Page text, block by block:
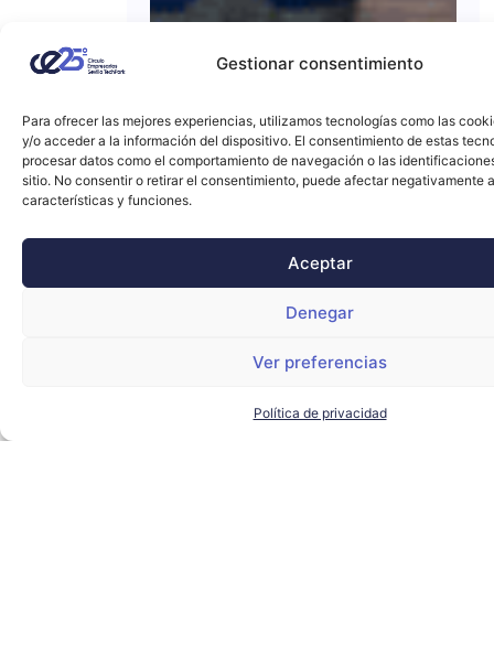
Gestionar consentimiento
Para ofrecer las mejores experiencias, utilizamos tecnologías como las
y/o acceder a la información del dispositivo. El consentimiento de estas
procesar datos como el comportamiento de navegación o las
sitio. No consentir o retirar el consentimiento, puede afectar negativamente
características y funciones.
Aceptar
Denegar
Ver preferencias
Política de privacidad